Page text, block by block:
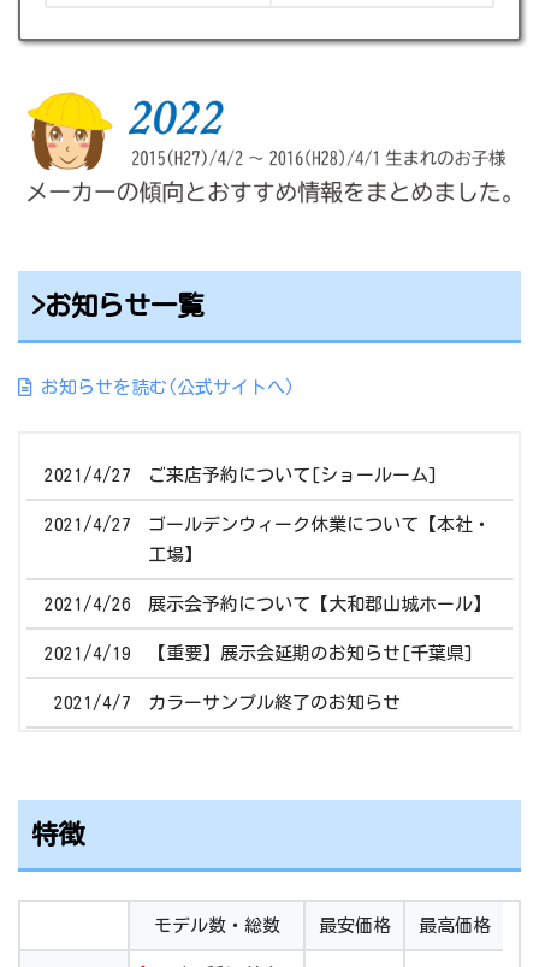
>お知らせ一覧
お知らせを読む(公式サイトへ)
2021/4/27 ご来店予約について[ショールーム]
2021/4/27
ゴールデンウィーク休業について【本社・
工場】
2021/4/26 展示会予約について【大和郡山城ホール】
2021/4/19 【重要】展示会延期のお知らせ[千葉県]
2021/4/7 カラーサンプル終了のお知らせ
2021/2/9 2022年度モデル展示会開催案内
2020/5/11
ニトリ×カザマランドセルコラボモデルの
特徴
モデル数・総数 最安価格 最高価格